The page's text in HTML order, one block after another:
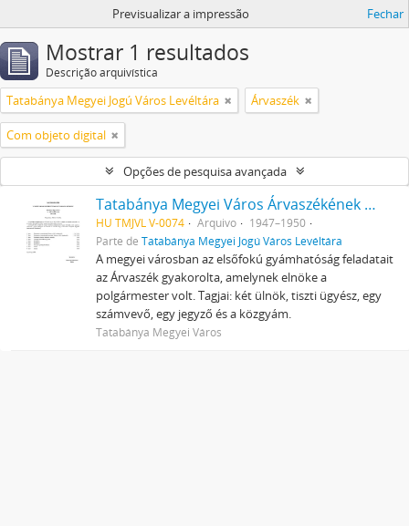
Previsualizar a impressão Fechar
Mostrar 1 resultados
Descrição arquivística
Tatabánya Megyei Jogú Város Levéltára Árvaszék
Com objeto digital
Opções de pesquisa avançada
Tatabánya Megyei Város Árvaszékének iratai
HU TMJVL V-0074 Arquivo
1947–1950
Parte deTatabánya Megyei Jogú Város Levéltára
A megyei városban az elsőfokú gyámhatóság feladatait
az Árvaszék gyakorolta, amelynek elnöke a
polgármester volt. Tagjai: két ülnök, tiszti ügyész, egy
számvevő, egy jegyző és a közgyám.
Tatabánya Megyei Város